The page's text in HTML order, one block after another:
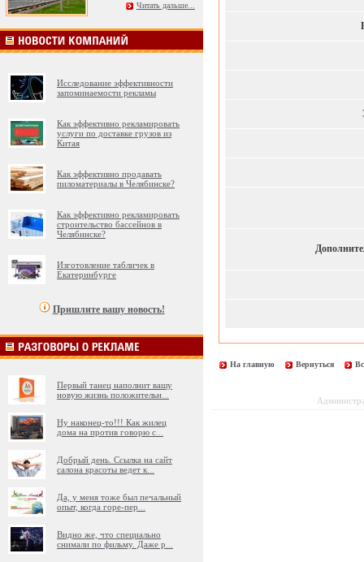
Читать дальше...
Исследование эффективности
запоминаемости рекламы
Как эффективно рекламировать
услуги по доставке грузов из
Китая
Как эффективно продавать
пиломатериалы в Челябинске?
Как эффективно рекламировать
строительство бассейнов в
Челябинске?
Изготовление табличек в
Екатеринбурге
Пришлите вашу новость!
Первый танец наполнит вашу
новую жизнь положительн
Ну наконец-то!!! Как жилец
дома на против говорю с
Добрый день. Ссылка на сайт
салона красоты ведет к
Да, у меня тоже был печальный
опыт, когда горе-пер
Видно же, что специально
снимали по фильму. Даже р
На главную Вернуться